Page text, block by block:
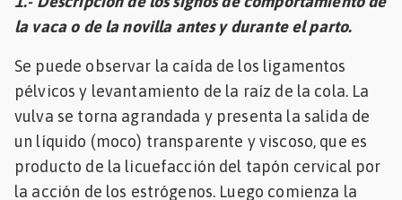
la vaca o de la novilla antes y durante el parto.
Se puede observar la caída de los ligamentos
pélvicos y levantamiento de la raíz de la cola. La
vulva se torna agrandada y presenta la salida de
un líquido (moco) transparente y viscoso, que es
producto de la licuefacción del tapón cervical por
la acción de los estrógenos. Luego comienza la